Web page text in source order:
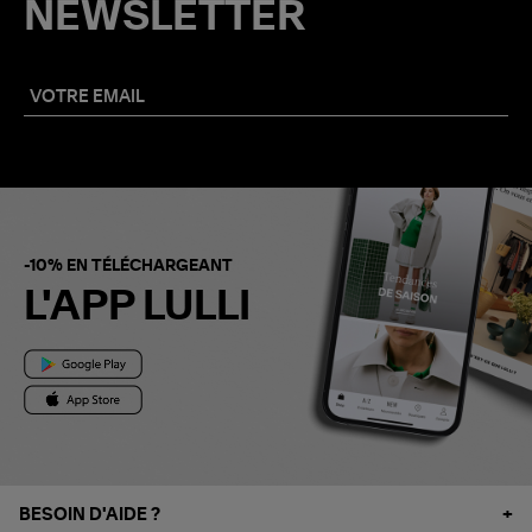
NEWSLETTER
-10% EN TÉLÉCHARGEANT
L'APP LULLI
BESOIN D'AIDE ?